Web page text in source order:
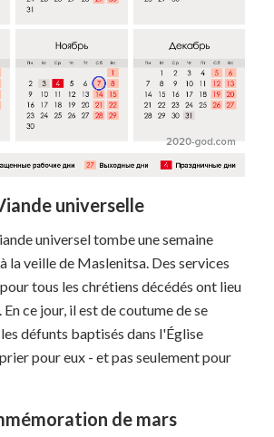
universelle
universel tombe une semaine
la veille de Maslenitsa. Des services
tous les chrétiens décédés ont lieu
ce jour, il est de coutume de se
défunts baptisés dans l'Église
pour eux - et pas seulement pour
de mars